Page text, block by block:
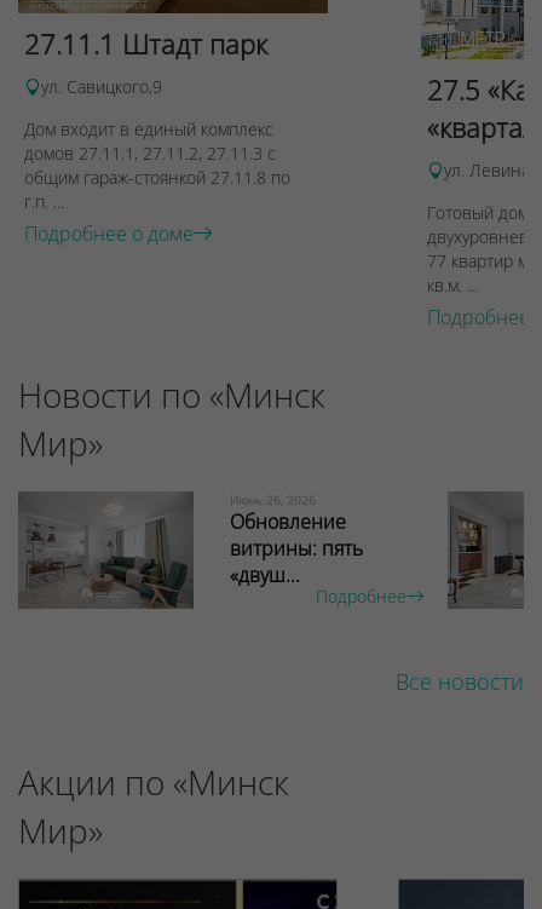
27.11.1 Штадт парк
ул. Савицкого,9
Дом входит в единый комплекс
домов 27.11.1, 27.11.2, 27.11.3 с
общим гараж-стоянкой 27.11.8 по
г.п. ...
Подробнее о доме
27.5
ул. Левина,
Готовый дом
77 квартир
кв.м. ...
Подробнее
Новости по «Минск
Мир»
Июнь 26, 2026
Обновление
витрины: пять
«двуш...
Подробнее
Все новости
Акции по «Минск
Мир»